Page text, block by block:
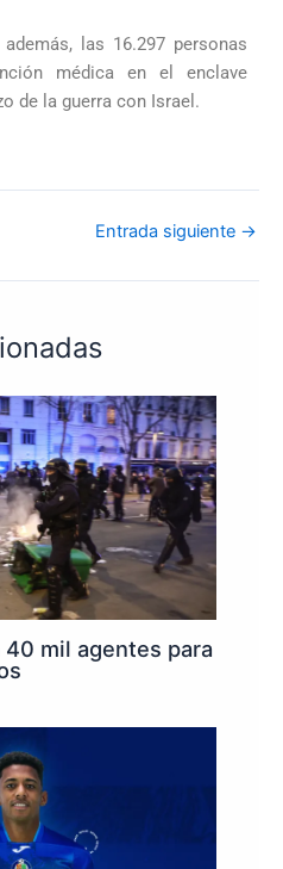
las 16.297 personas
médica en el enclave
de la guerra con Israel.
Entrada siguiente →
mil agentes para